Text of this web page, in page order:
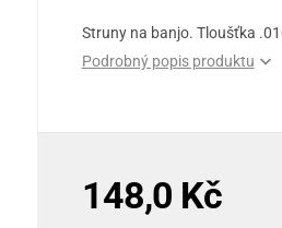
Struny na banjo. Tloušťka
Podrobný popis produktu
148,0 Kč